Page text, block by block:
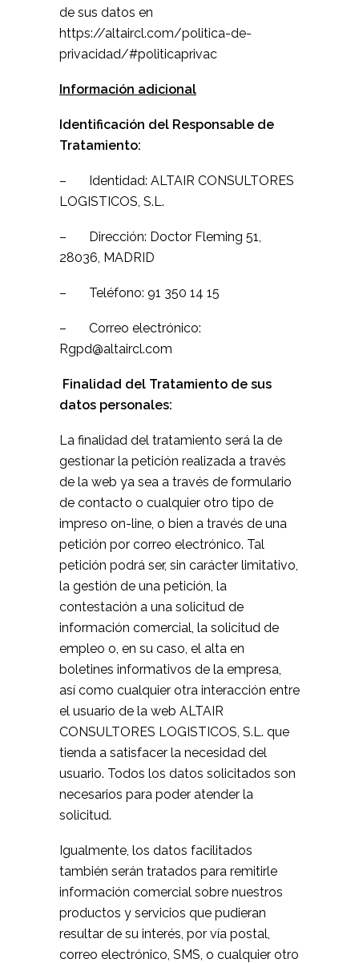
de sus datos en
https://altaircl.com/politica-de-
privacidad/#politicaprivac
Información adicional
Identificación del Responsable de
Tratamiento:
– Identidad: ALTAIR CONSULTORES
LOGISTICOS, S.L.
– Dirección: Doctor Fleming 51,
28036, MADRID
– Teléfono: 91 350 14 15
– Correo electrónico:
Rgpd@altaircl.com
Finalidad del Tratamiento de sus
datos personales:
La finalidad del tratamiento será la de
gestionar la petición realizada a través
de la web ya sea a través de formulario
de contacto o cualquier otro tipo de
impreso on-line, o bien a través de una
petición por correo electrónico. Tal
petición podrá ser, sin carácter limitativo,
la gestión de una petición, la
contestación a una solicitud de
información comercial, la solicitud de
empleo o, en su caso, el alta en
boletines informativos de la empresa,
así como cualquier otra interacción entre
el usuario de la web ALTAIR
CONSULTORES LOGISTICOS, S.L. que
tienda a satisfacer la necesidad del
usuario. Todos los datos solicitados son
necesarios para poder atender la
solicitud.
Igualmente, los datos facilitados
también serán tratados para remitirle
información comercial sobre nuestros
productos y servicios que pudieran
resultar de su interés, por vía postal,
correo electrónico, SMS, o cualquier otro